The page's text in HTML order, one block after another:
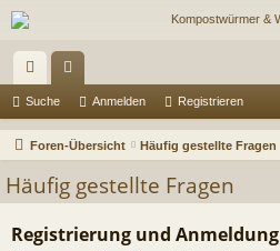
ch
ne
ug
riff
en
Suche Anmelden Registrieren
Foren-Übersicht Häufig gestellte Fragen
Häufig gestellte Fragen
Registrierung und Anmeldung